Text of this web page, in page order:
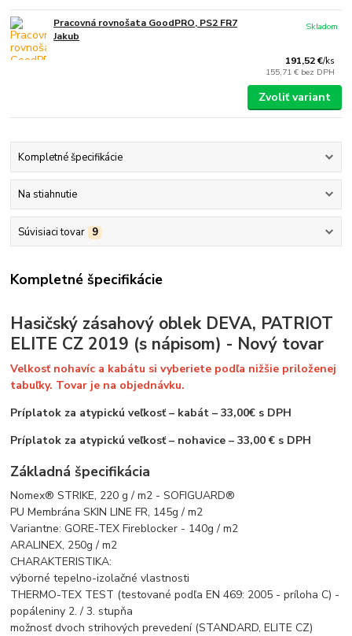
Pracovná rovnošata GoodPRO, PS2 FR7
Jakub
191,52 €/ks
155,71 € bez DPH
Skladom
Zvoliť variant
Kompletné špecifikácie
Na stiahnutie
Súvisiaci tovar 9
Kompletné špecifikácie
Hasičský zásahový oblek DEVA, PATRIOT
ELITE CZ 2019 (s nápisom) - Nový tovar
Velkosť nohavíc a kabátu si vyberiete podľa nižšie priloženej
tabuľky. Tovar je na objednávku.
Príplatok za atypickú veľkosť – kabát – 33,00€ s DPH
Príplatok za atypickú veľkosť – nohavice – 33,00 € s DPH
Základná špecifikácia
Nomex® STRIKE, 220 g / m2 - SOFIGUARD®
PU Membrána SKIN LINE FR, 145g / m2
Variantne: GORE-TEX Fireblocker - 140g / m2
ARALINEX, 250g / m2
CHARAKTERISTIKA:
výborné tepelno-izolačné vlastnosti
THERMO-TEX TEST (testované podľa EN 469: 2005 - príloha C) -
popáleniny 2. / 3. stupňa
možnosť dvoch strihových prevedení (STANDARD, ELITE CZ)